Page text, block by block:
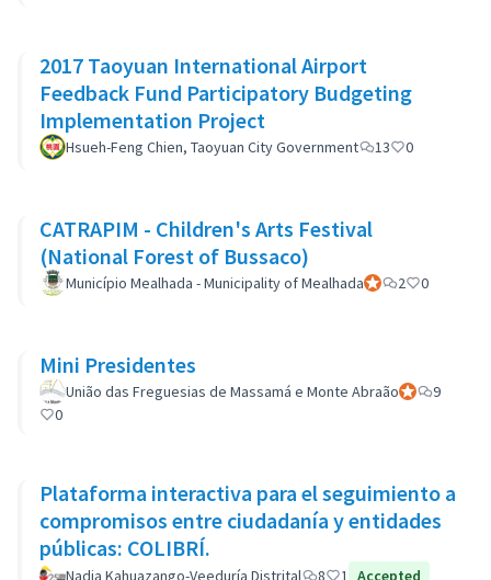
2017 Taoyuan International Airport
Feedback Fund Participatory Budgeting
Implementation Project
Hsueh-Feng Chien, Taoyuan City Government 13 0
CATRAPIM - Children's Arts Festival
(National Forest of Bussaco)
Município Mealhada - Municipality of MealhadaParticipante oficial
2 0
Mini Presidentes
União das Freguesias de Massamá e Monte AbraãoParticipante
9
0
Plataforma interactiva para el seguimiento a
compromisos entre ciudadanía y entidades
públicas: COLIBRÍ.
Nadia Kahuazango-Veeduría Distrital 8 1 Accepted